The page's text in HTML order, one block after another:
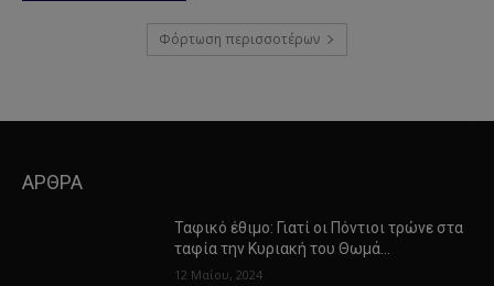
Φόρτωση περισσοτέρων
ΑΡΘΡΑ
Ταφικό έθιμο: Γιατί οι Πόντιοι τρώνε στα
ταφία την Κυριακή του Θωμά…
12 Μαΐου, 2024